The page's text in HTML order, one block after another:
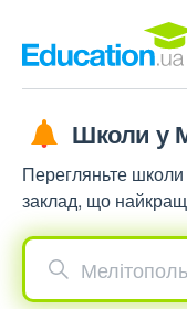
Школи у
Перегляньте школи
заклад, що
Мелітополь